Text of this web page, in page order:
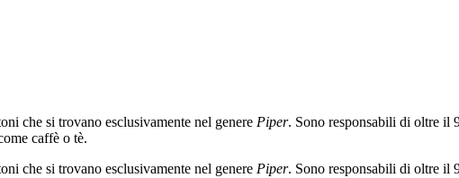
che si trovano esclusivamente nel genere Piper. Sono responsabili di oltre il
caffè o tè.
che si trovano esclusivamente nel genere Piper. Sono responsabili di oltre il